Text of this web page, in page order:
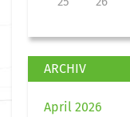
ARCHIV
April 2026